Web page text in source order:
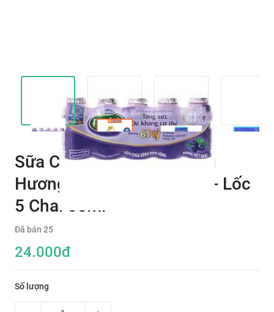
Sữa Chua Uống Men Sống
Hương Cam Probi Pedia+ - Lốc
5 Chai 65ml
Đã bán 25
24.000đ
Số lượng